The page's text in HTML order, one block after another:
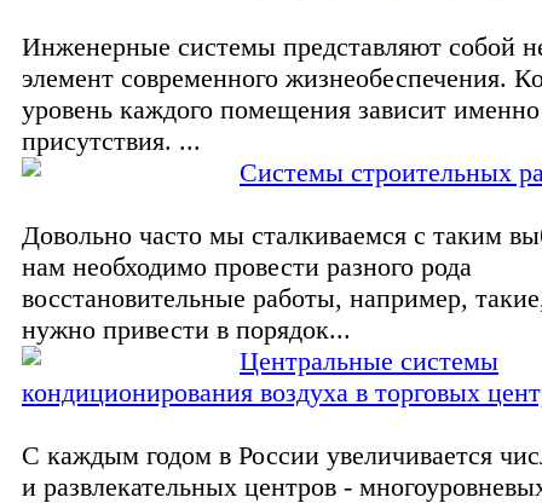
Инженерные системы представляют собой
элемент современного жизнеобеспечения.
уровень каждого помещения зависит
присутствия. ...
Системы строительных
Довольно часто мы сталкиваемся с таким
нам необходимо провести разного рода
восстановительные работы, например,
нужно привести в порядок...
Центральные системы
кондиционирования воздуха в торговых
С каждым годом в России увеличивается
и развлекательных центров -